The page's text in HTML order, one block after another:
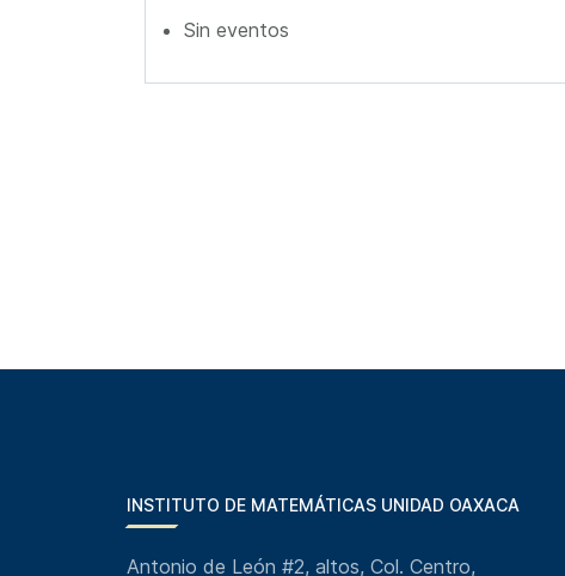
Sin eventos
INSTITUTO DE MATEMÁTICAS UNIDAD OAXACA
Antonio de León #2, altos, Col. Centro,